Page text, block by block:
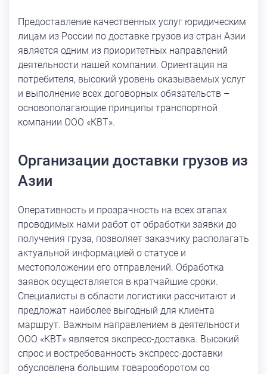
Предоставление качественных услуг юридическим
лицам из России по доставке грузов из стран Азии
является одним из приоритетных направлений
деятельности нашей компании. Ориентация на
потребителя, высокий уровень оказываемых услуг
и выполнение всех договорных обязательств –
основополагающие принципы транспортной
компании ООО «КВТ».
Организации доставки грузов из
Азии
Оперативность и прозрачность на всех этапах
проводимых нами работ от обработки заявки до
получения груза, позволяет заказчику располагать
актуальной информацией о статусе и
местоположении его отправлений. Обработка
заявок осуществляется в кратчайшие сроки.
Специалисты в области логистики рассчитают и
предложат наиболее выгодный для клиента
маршрут. Важным направлением в деятельности
ООО «КВТ» является экспресс-доставка. Высокий
спрос и востребованность экспресс-доставки
обусловлена большим товарооборотом со